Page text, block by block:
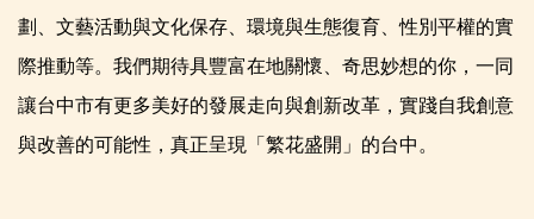
劃、文藝活動與文化保存、環境與生態復育、性別平權的實
際推動等。我們期待具豐富在地關懷、奇思妙想的你，一同
讓台中市有更多美好的發展走向與創新改革，實踐自我創意
與改善的可能性，真正呈現「繁花盛開」的台中。